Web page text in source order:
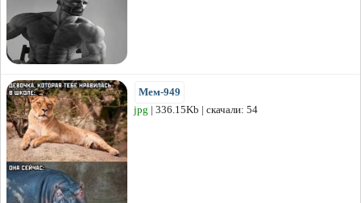
Мем-949
jpg | 336.15Kb | скачали: 54